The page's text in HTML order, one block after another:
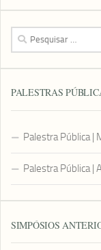
Pesquisar
por:
PALESTRAS
Palestra Pública |
Palestra Pública |
SIMPÓSIOS